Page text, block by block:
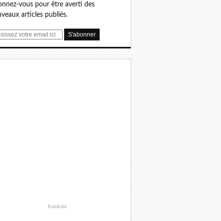
vous pour être averti des
articles publiés.
Publicité